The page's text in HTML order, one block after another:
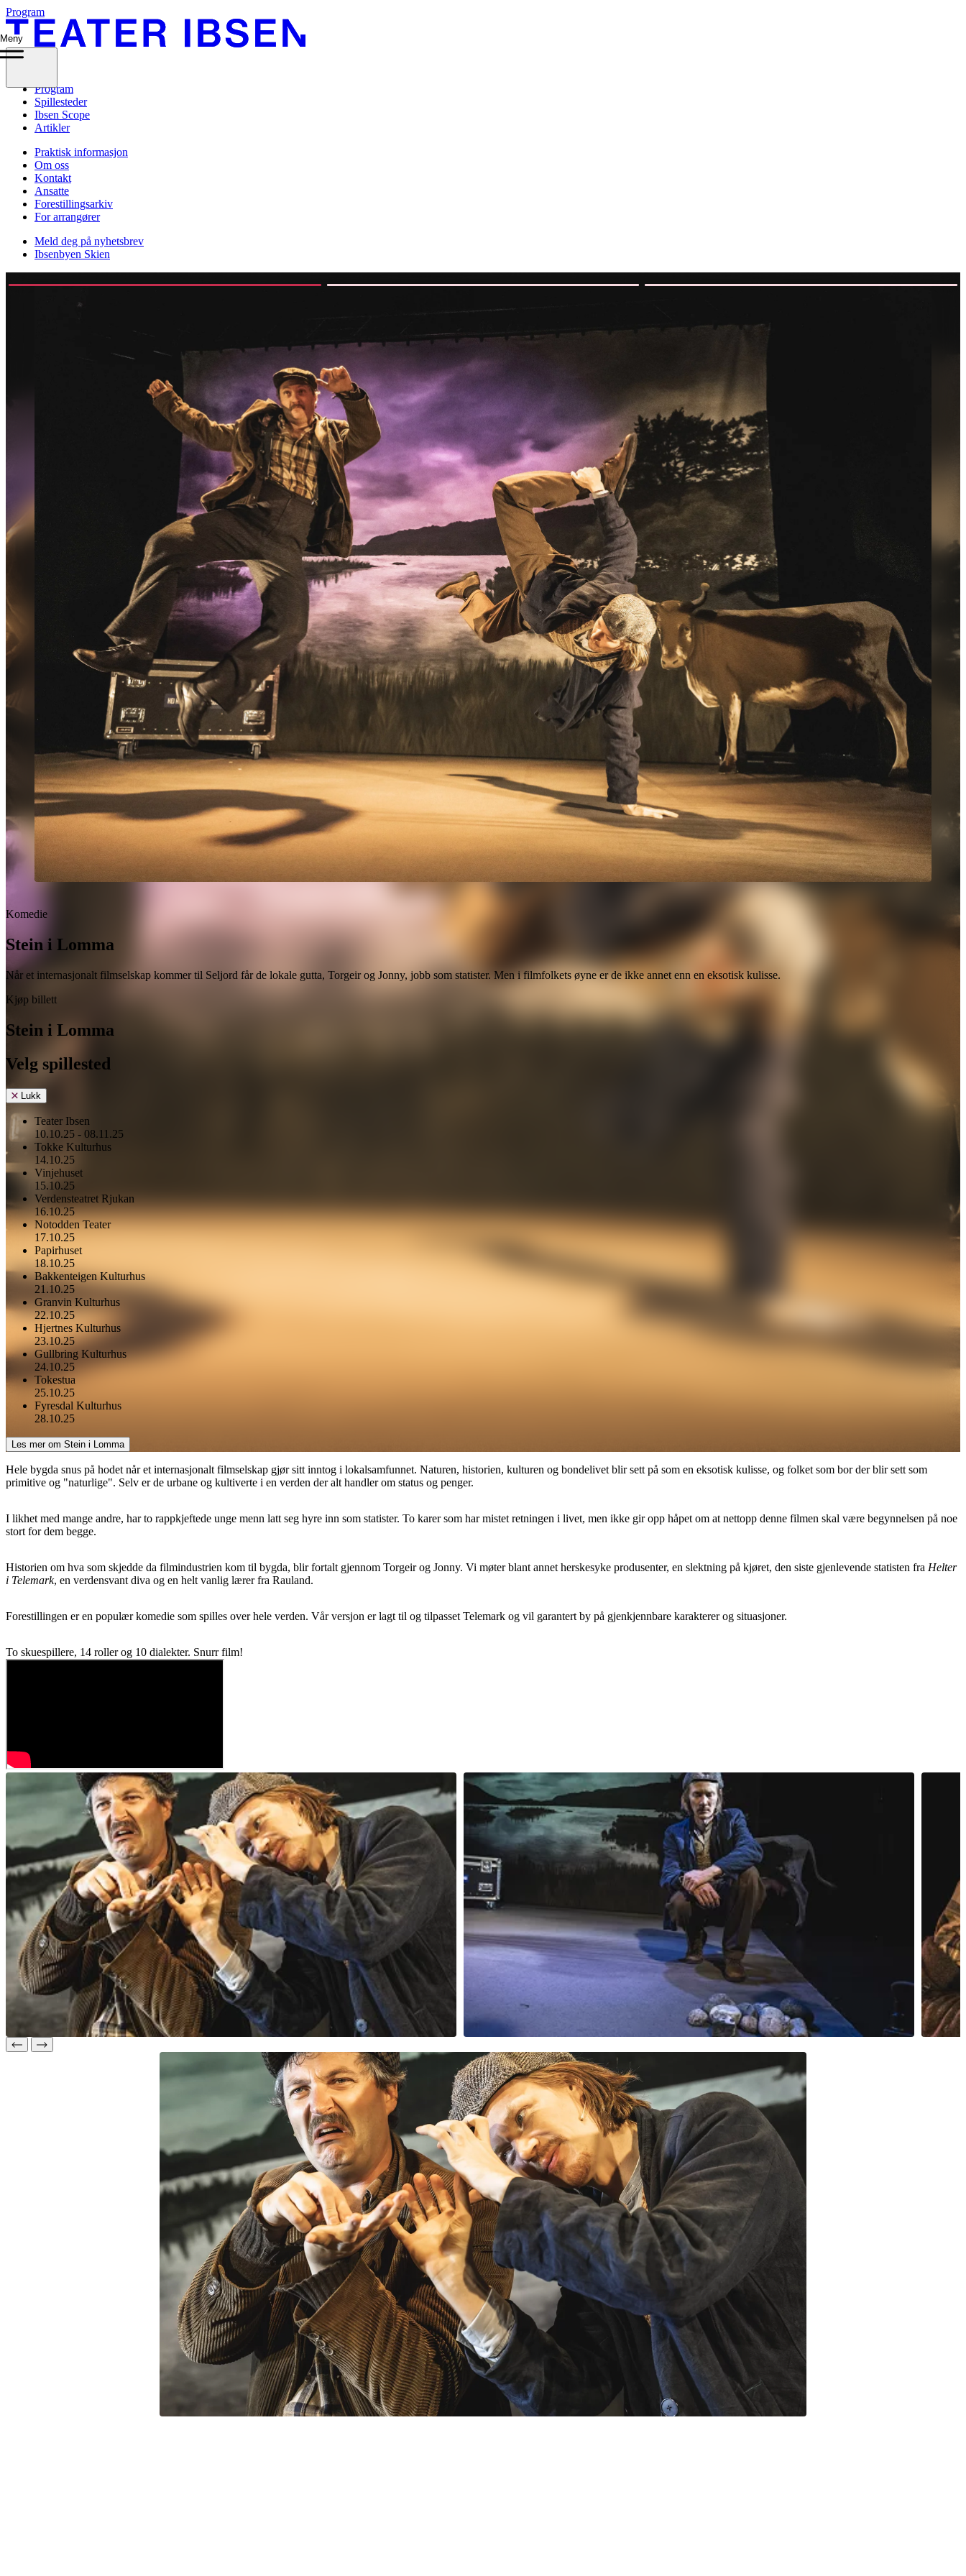
Program
Meny
Program
Spillesteder
Ibsen Scope
Artikler
Praktisk informasjon
Om oss
Kontakt
Ansatte
Forestillingsarkiv
For arrangører
Meld deg på nyhetsbrev
Ibsenbyen Skien
Komedie
Stein i Lomma
Når et internasjonalt filmselskap kommer til Seljord får de lokale gutta, Torgeir og Jonny, jobb som statister. Men i filmfolkets øyne er de ikke annet enn en eksotisk kulisse.
Kjøp billett
Stein i Lomma
Velg spillested
Lukk
Teater Ibsen
10.10.25 - 08.11.25
Tokke Kulturhus
14.10.25
Vinjehuset
15.10.25
Verdensteatret Rjukan
16.10.25
Notodden Teater
17.10.25
Papirhuset
18.10.25
Bakkenteigen Kulturhus
21.10.25
Granvin Kulturhus
22.10.25
Hjertnes Kulturhus
23.10.25
Gullbring Kulturhus
24.10.25
Tokestua
25.10.25
Fyresdal Kulturhus
28.10.25
Les mer om Stein i Lomma
Hele bygda snus på hodet når et internasjonalt filmselskap gjør sitt inntog i lokalsamfunnet. Naturen, historien, kulturen og bondelivet blir sett på som en eksotisk kulisse, og folket som bor der blir sett som
primitive og "naturlige". Selv er de urbane og kultiverte i en verden der alt handler om status og penger.
I likhet med mange andre, har to rappkjeftede unge menn latt seg hyre inn som statister. To karer som har mistet retningen i livet, men ikke gir opp håpet om at nettopp denne filmen skal være begynnelsen på noe
stort for dem begge.
Historien om hva som skjedde da filmindustrien kom til bygda, blir fortalt gjennom Torgeir og Jonny. Vi møter blant annet herskesyke produsenter, en slektning på kjøret, den siste gjenlevende statisten fra Helter
i Telemark, en verdensvant diva og en helt vanlig lærer fra Rauland.
Forestillingen er en populær komedie som spilles over hele verden. Vår versjon er lagt til og tilpasset Telemark og vil garantert by på gjenkjennbare karakterer og situasjoner.
To skuespillere, 14 roller og 10 dialekter. Snurr film!